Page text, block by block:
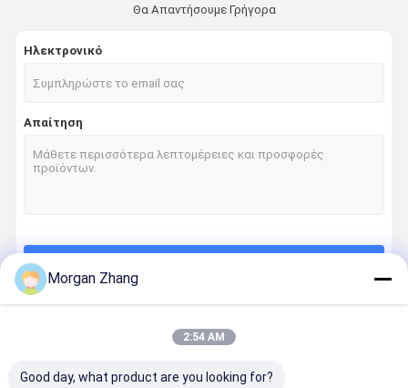
Θα Απαντήσουμε Γρήγορα
Ηλεκτρονικό
Απαίτηση
Morgan Zhang
2:54 AM
Good day, what product are you looking for?